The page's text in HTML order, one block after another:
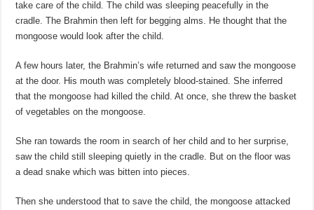
take care of the child. The child was sleeping peacefully in the
cradle. The Brahmin then left for begging alms. He thought that the
mongoose would look after the child.
A few hours later, the Brahmin’s wife returned and saw the mongoose
at the door. His mouth was completely blood-stained. She inferred
that the mongoose had killed the child. At once, she threw the basket
of vegetables on the mongoose.
She ran towards the room in search of her child and to her surprise,
saw the child still sleeping quietly in the cradle. But on the floor was
a dead snake which was bitten into pieces.
Then she understood that to save the child, the mongoose attacked